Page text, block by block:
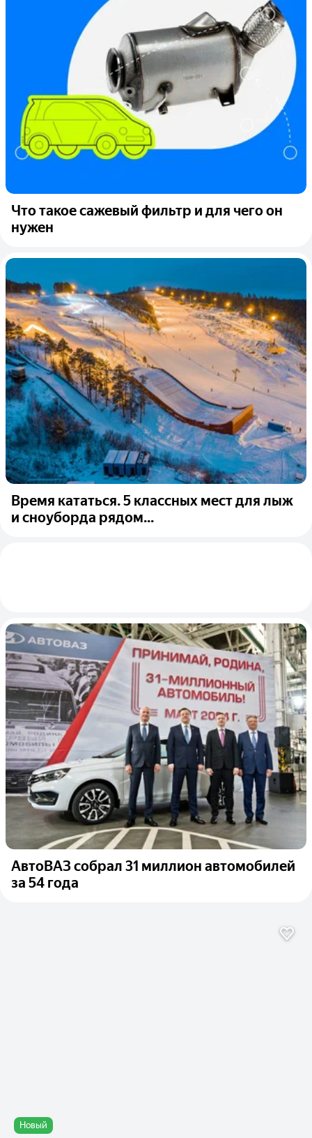
Что такое сажевый фильтр и для чего он
нужен
Время кататься. 5 классных мест для лыж
и сноуборда рядом...
АвтоВАЗ собрал 31 миллион автомобилей
за 54 года
Новый